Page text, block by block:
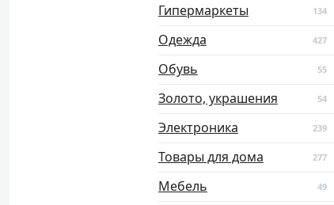
Гипермаркеты 134
Одежда 427
Обувь 55
Золото, украшения 54
Электроника 239
Товары для дома 277
Мебель 49